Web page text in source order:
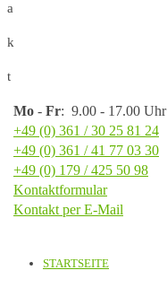
a
k
t
Mo - Fr: 9.00 - 17.00 Uhr
+49 (0) 361 / 30 25 81 24
+49 (0) 361 / 41 77 03 30
+49 (0) 179 / 425 50 98
Kontaktformular
Kontakt per E-Mail
STARTSEITE